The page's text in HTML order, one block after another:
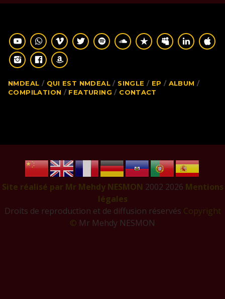
NMDEAL QUI EST NMDEAL SINGLE EP
ALBUM
COMPILATION
FEATURING CONTACT
Site réalisé par Mr Mehdy NESMON 2002 2026 Mentions
légales
Droits de reproduction et de diffusion réservés Copyright
© Mr Mehdy NESMON